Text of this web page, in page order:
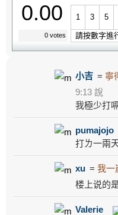
0.00
0 votes
1 3 5
請按數字進
小吉 = 寧
9:13 說
我極少打
pumajojo
打ㄌ一兩
xu =我一
楼上说的
Valerie